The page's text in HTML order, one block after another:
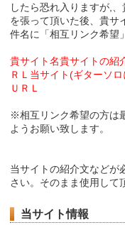
したら恐れ入りますが,
を張って頂いた後、貴サ
件名に「相互リンク希望
貴サイト名貴サイトの紹
ＲＬ当サイト(ギターソ
ＵＲＬ
※相互リンク希望の方は
ようお願い致します。
当サイトの紹介文などが
さい。そのまま使用して
当サイト情報